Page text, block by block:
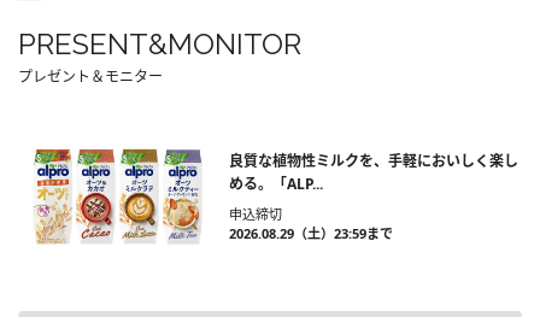
PRESENT&MONITOR
プレゼント＆モニター
良質な植物性ミルクを、手軽においしく楽し
める。「ALP...
申込締切
2026.08.29（土）23:59まで